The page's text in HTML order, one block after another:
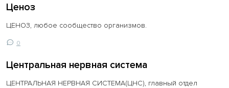
Ценоз
ЦЕНОЗ, любое сообщество организмов.
0
Центральная нервная система
ЦЕНТРАЛЬНАЯ НЕРВНАЯ СИСТЕМА(ЦНС), главный отдел